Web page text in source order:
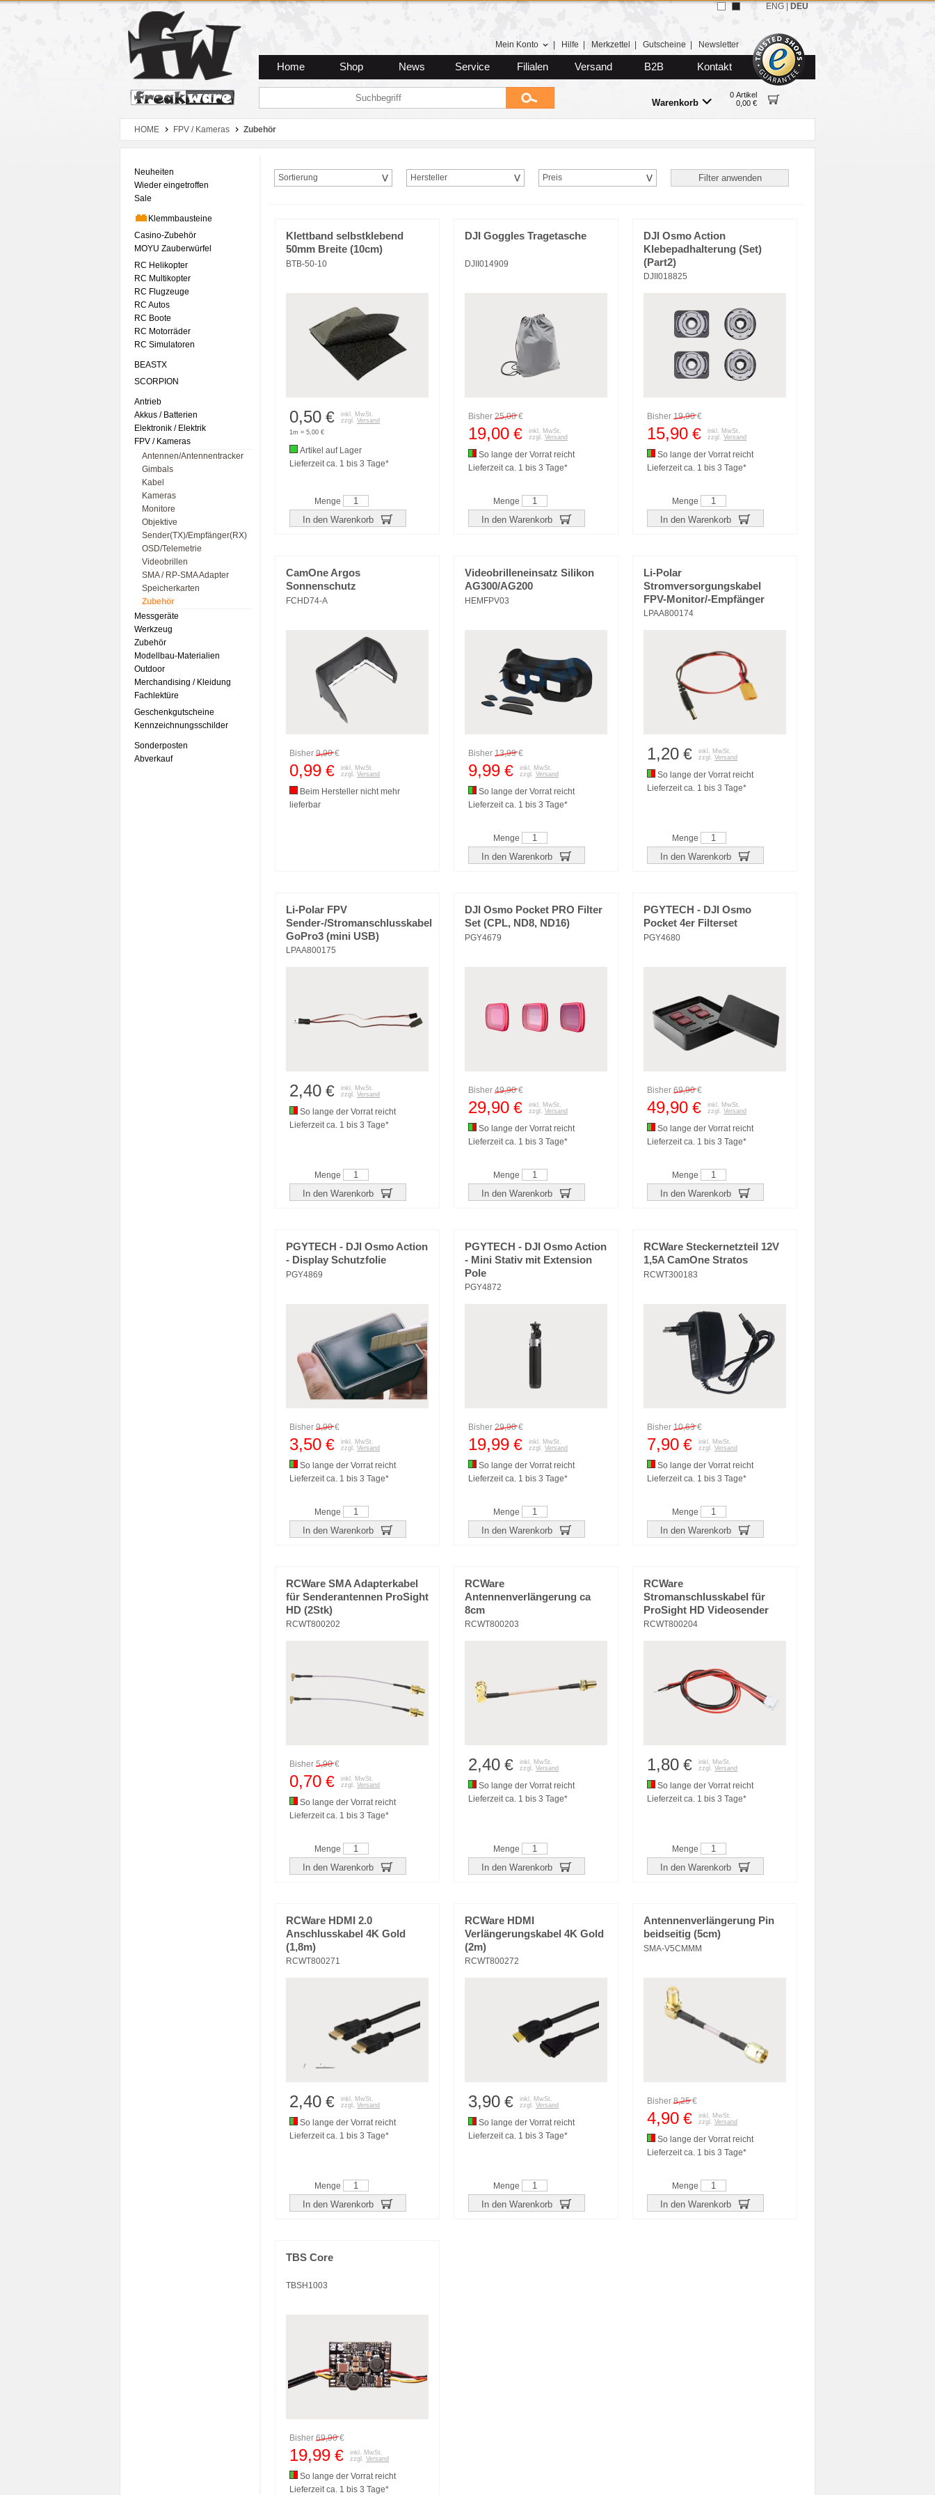
Zum Hauptmenue
Zum Seiteninhalt
Zum Warenkob
Mein Konto Hilfe Merkzettel Gutscheine Newsletter
Home Shop News Service Filialen Versand B2B Kontakt
Warenkorb
0 Artikel
0,00 €
ENG DEU
HOME FPV / Kameras Zubehör
Neuheiten
Wieder eingetroffen
Sale
Klemmbausteine
Casino-Zubehör
MOYU Zauberwürfel
RC Helikopter
RC Multikopter
RC Flugzeuge
RC Autos
RC Boote
RC Motorräder
RC Simulatoren
BEASTX
SCORPION
Antrieb
Akkus / Batterien
Elektronik / Elektrik
FPV / Kameras
Antennen/Antennentracker
Gimbals
Kabel
Kameras
Monitore
Objektive
Sender(TX)/Empfänger(RX)
OSD/Telemetrie
Videobrillen
SMA / RP-SMA Adapter
Speicherkarten
Zubehör
Messgeräte
Werkzeug
Zubehör
Modellbau-Materialien
Outdoor
Merchandising / Kleidung
Fachlektüre
Geschenkgutscheine
Kennzeichnungsschilder
Sonderposten
Abverkauf
Sortierung Hersteller Preis
Klettband selbstklebend
50mm Breite (10cm)
BTB-50-10
0,50 €
inkl. MwSt.
zzgl. Versand
1m = 5,00 €
Artikel auf Lager
Lieferzeit ca. 1 bis 3 Tage*
Menge
In den Warenkorb
DJI Goggles Tragetasche
DJII014909
Bisher 25,00€
19,00 €
inkl. MwSt.
zzgl. Versand
So lange der Vorrat reicht
Lieferzeit ca. 1 bis 3 Tage*
Menge
In den Warenkorb
DJI Osmo Action
Klebepadhalterung (Set)
(Part2)
DJII018825
Bisher 19,90€
15,90 €
inkl. MwSt.
zzgl. Versand
So lange der Vorrat reicht
Lieferzeit ca. 1 bis 3 Tage*
Menge
In den Warenkorb
CamOne Argos
Sonnenschutz
FCHD74-A
Bisher 9,90€
0,99 €
inkl. MwSt.
zzgl. Versand
Beim Hersteller nicht mehr
lieferbar
Videobrilleneinsatz Silikon
AG300/AG200
HEMFPV03
Bisher 13,99€
9,99 €
inkl. MwSt.
zzgl. Versand
So lange der Vorrat reicht
Lieferzeit ca. 1 bis 3 Tage*
Menge
In den Warenkorb
Li-Polar
Stromversorgungskabel
FPV-Monitor/-Empfänger
LPAA800174
1,20 €
inkl. MwSt.
zzgl. Versand
So lange der Vorrat reicht
Lieferzeit ca. 1 bis 3 Tage*
Menge
In den Warenkorb
Li-Polar FPV
Sender-/Stromanschlusskabel
GoPro3 (mini USB)
LPAA800175
2,40 €
inkl. MwSt.
zzgl. Versand
So lange der Vorrat reicht
Lieferzeit ca. 1 bis 3 Tage*
Menge
In den Warenkorb
DJI Osmo Pocket PRO Filter
Set (CPL, ND8, ND16)
PGY4679
Bisher 49,90€
29,90 €
inkl. MwSt.
zzgl. Versand
So lange der Vorrat reicht
Lieferzeit ca. 1 bis 3 Tage*
Menge
In den Warenkorb
PGYTECH - DJI Osmo
Pocket 4er Filterset
PGY4680
Bisher 69,90€
49,90 €
inkl. MwSt.
zzgl. Versand
So lange der Vorrat reicht
Lieferzeit ca. 1 bis 3 Tage*
Menge
In den Warenkorb
PGYTECH - DJI Osmo Action
- Display Schutzfolie
PGY4869
Bisher 9,90€
3,50 €
inkl. MwSt.
zzgl. Versand
So lange der Vorrat reicht
Lieferzeit ca. 1 bis 3 Tage*
Menge
In den Warenkorb
PGYTECH - DJI Osmo Action
- Mini Stativ mit Extension
Pole
PGY4872
Bisher 29,90€
19,99 €
inkl. MwSt.
zzgl. Versand
So lange der Vorrat reicht
Lieferzeit ca. 1 bis 3 Tage*
Menge
In den Warenkorb
RCWare Steckernetzteil 12V
1,5A CamOne Stratos
RCWT300183
Bisher 10,63€
7,90 €
inkl. MwSt.
zzgl. Versand
So lange der Vorrat reicht
Lieferzeit ca. 1 bis 3 Tage*
Menge
In den Warenkorb
RCWare SMA Adapterkabel
für Senderantennen ProSight
HD (2Stk)
RCWT800202
Bisher 5,90€
0,70 €
inkl. MwSt.
zzgl. Versand
So lange der Vorrat reicht
Lieferzeit ca. 1 bis 3 Tage*
Menge
In den Warenkorb
RCWare
Antennenverlängerung ca
8cm
RCWT800203
2,40 €
inkl. MwSt.
zzgl. Versand
So lange der Vorrat reicht
Lieferzeit ca. 1 bis 3 Tage*
Menge
In den Warenkorb
RCWare
Stromanschlusskabel für
ProSight HD Videosender
RCWT800204
1,80 €
inkl. MwSt.
zzgl. Versand
So lange der Vorrat reicht
Lieferzeit ca. 1 bis 3 Tage*
Menge
In den Warenkorb
RCWare HDMI 2.0
Anschlusskabel 4K Gold
(1,8m)
RCWT800271
2,40 €
inkl. MwSt.
zzgl. Versand
So lange der Vorrat reicht
Lieferzeit ca. 1 bis 3 Tage*
Menge
In den Warenkorb
RCWare HDMI
Verlängerungskabel 4K Gold
(2m)
RCWT800272
3,90 €
inkl. MwSt.
zzgl. Versand
So lange der Vorrat reicht
Lieferzeit ca. 1 bis 3 Tage*
Menge
In den Warenkorb
Antennenverlängerung Pin
beidseitig (5cm)
SMA-V5CMMM
Bisher 8,25€
4,90 €
inkl. MwSt.
zzgl. Versand
So lange der Vorrat reicht
Lieferzeit ca. 1 bis 3 Tage*
Menge
In den Warenkorb
TBS Core
TBSH1003
Bisher 69,90€
19,99 €
inkl. MwSt.
zzgl. Versand
So lange der Vorrat reicht
Lieferzeit ca. 1 bis 3 Tage*